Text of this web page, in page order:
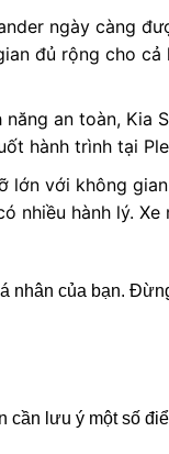
ngày càng
đủ rộng cho cả
an toàn, Kia
hành trình tại
lớn với không
nhiều hành lý. Xe
nhân của bạn.
cần lưu ý một số